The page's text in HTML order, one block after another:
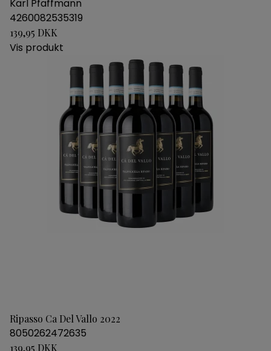
Karl Pfaffmann
4260082535319
139,95 DKK
Vis produkt
Ripasso Ca Del Vallo 2022
8050262472635
139,95 DKK